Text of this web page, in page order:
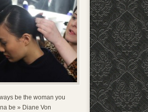
be the woman you
be » Diane Von